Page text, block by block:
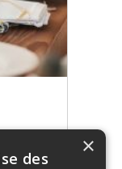
×
des